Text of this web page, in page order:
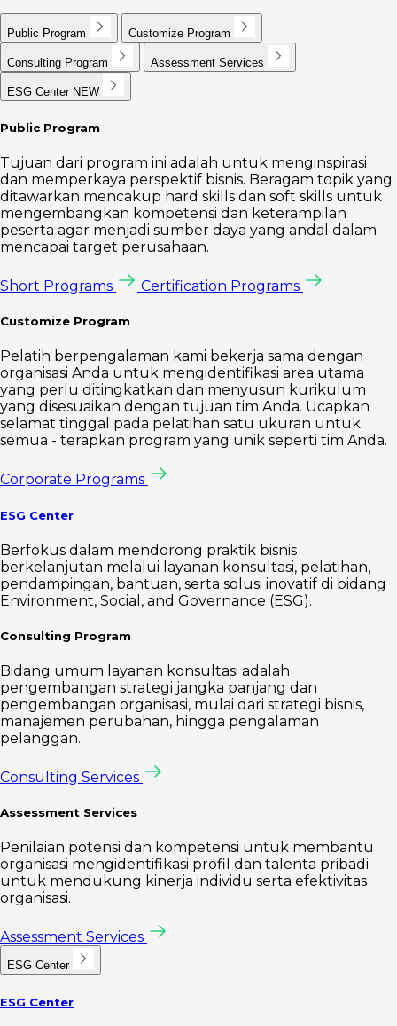
Public Program Customize Program
Consulting Program Assessment Services
ESG Center NEW
Public Program
Tujuan dari program ini adalah untuk menginspirasi
dan memperkaya perspektif bisnis. Beragam topik yang
ditawarkan mencakup hard skills dan soft skills untuk
mengembangkan kompetensi dan keterampilan
peserta agar menjadi sumber daya yang andal dalam
mencapai target perusahaan.
Short Programs Certification Programs
Customize Program
Pelatih berpengalaman kami bekerja sama dengan
organisasi Anda untuk mengidentifikasi area utama
yang perlu ditingkatkan dan menyusun kurikulum
yang disesuaikan dengan tujuan tim Anda. Ucapkan
selamat tinggal pada pelatihan satu ukuran untuk
semua - terapkan program yang unik seperti tim Anda.
Corporate Programs
ESG Center
Berfokus dalam mendorong praktik bisnis
berkelanjutan melalui layanan konsultasi, pelatihan,
pendampingan, bantuan, serta solusi inovatif di bidang
Environment, Social, and Governance (ESG).
Consulting Program
Bidang umum layanan konsultasi adalah
pengembangan strategi jangka panjang dan
pengembangan organisasi, mulai dari strategi bisnis,
manajemen perubahan, hingga pengalaman
pelanggan.
Consulting Services
Assessment Services
Penilaian potensi dan kompetensi untuk membantu
organisasi mengidentifikasi profil dan talenta pribadi
untuk mendukung kinerja individu serta efektivitas
organisasi.
Assessment Services
ESG Center
ESG Center